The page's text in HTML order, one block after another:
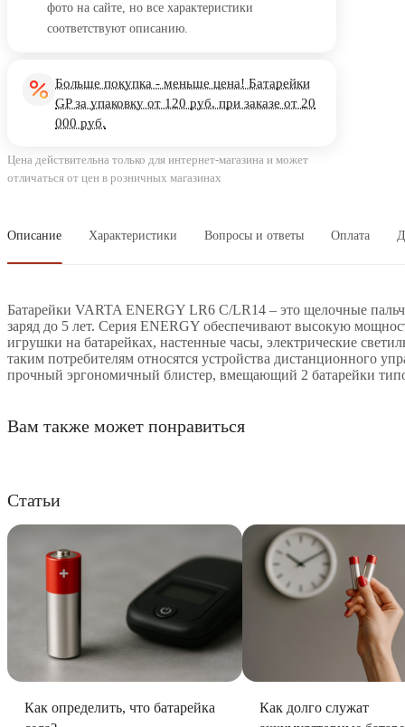
фото на сайте, но все характеристики
соответствуют описанию.
Больше покупка - меньше цена! Батарейки
GP за упаковку от 120 руб. при заказе от 20
000 руб.
Цена действительна только для интернет-магазина и может
отличаться от цен в розничных магазинах
Описание Характеристики Вопросы и ответы Оплата
Батарейки VARTA ENERGY LR6 C/LR14 – это щелочные
заряд до 5 лет. Серия ENERGY обеспечивают высокую
игрушки на батарейках, настенные часы, электрические
таким потребителям относятся устройства дистанционного
прочный эргономичный блистер, вмещающий 2 батарейки
Вам также может понравиться
Статьи
Как определить, что батарейка
Как долго служат